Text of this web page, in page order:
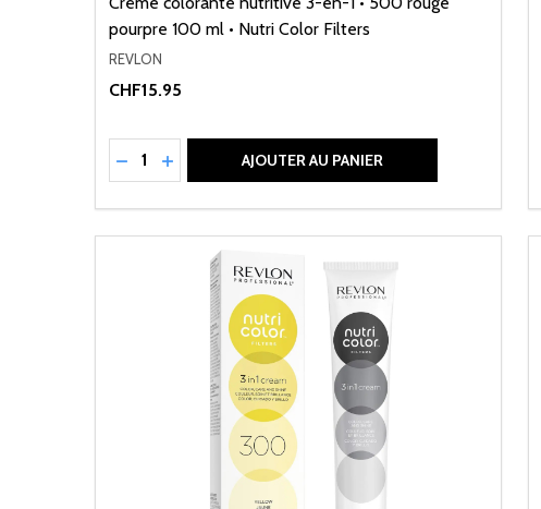
pourpre 100 ml • Nutri Color Filters
REVLON
CHF15.95
Quantité:
RÉDUIRE LA QUANTITÉ DE UNDEFINED
AUGMENTER LA QUANTITÉ DE UNDEFINED
AJOUTER AU PANIER